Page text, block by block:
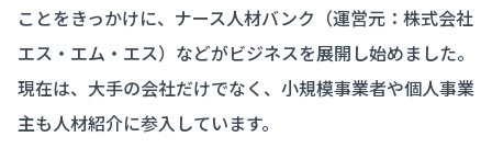
ことをきっかけに、ナース人材バンク（運営元：株式会社
エス・エム・エス）などがビジネスを展開し始めました。
現在は、大手の会社だけでなく、小規模事業者や個人事業
主も人材紹介に参入しています。